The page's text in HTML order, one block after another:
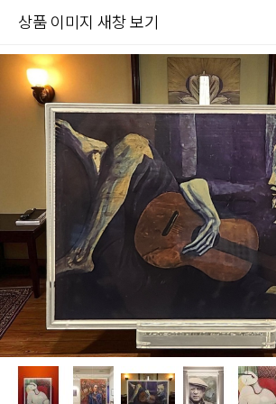
상품 이미지 새창 보기